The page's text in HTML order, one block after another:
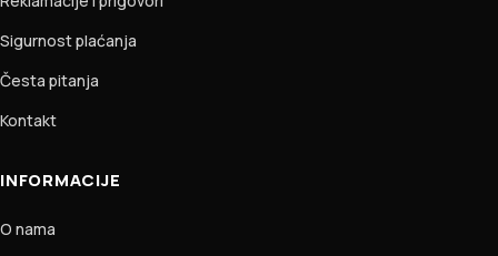
Sigurnost plaćanja
Česta pitanja
Kontakt
INFORMACIJE
O nama